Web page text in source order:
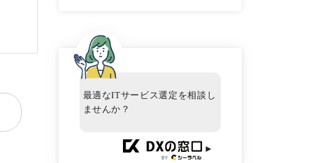
最適なITサービス選定を相談し
ませんか？
►